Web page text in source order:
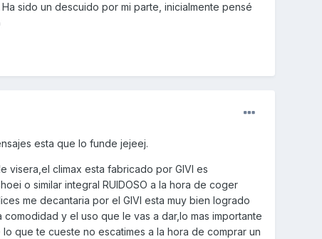
sido un descuido por mi parte, inicialmente pensé
esta que lo funde jejeej.
visera,el climax esta fabricado por GIVI es
o similar integral RUIDOSO a la hora de coger
me decantaria por el GIVI esta muy bien logrado
y el uso que le vas a dar,lo mas importante
que te cueste no escatimes a la hora de comprar un